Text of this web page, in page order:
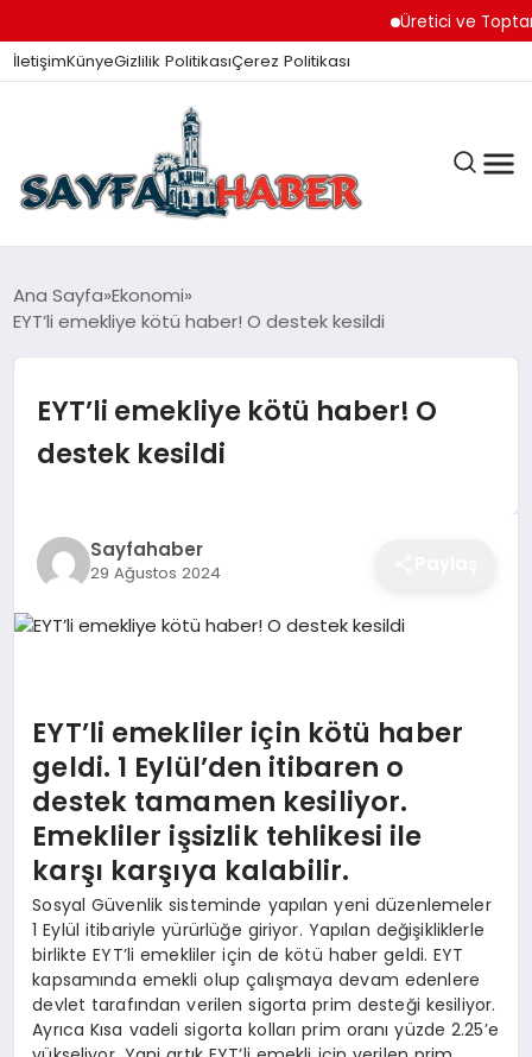
Üretici ve
İletişimKünyeGizlilik PolitikasıÇerez Politikası
ANA SAYFA
İZMIR HABERLERI
EĞITIM
SAĞLIK
YAŞAM
DIĞER
Ana Sayfa Ekonomi
EYT’li emekliye kötü haber! O destek kesildi
EYT’li emekliye kötü haber! O
destek kesildi
Sayfahaber
29 Ağustos 2024
EYT’li emekliler için kötü haber
geldi. 1 Eylül’den itibaren o
destek tamamen kesiliyor.
Emekliler işsizlik tehlikesi ile
karşı karşıya kalabilir.
Sosyal Güvenlik sisteminde yapılan yeni düzenlemeler
1 Eylül itibariyle yürürlüğe giriyor. Yapılan değişikliklerle
birlikte EYT’li emekliler için de kötü haber geldi. EYT
kapsamında emekli olup çalışmaya devam edenlere
devlet tarafından verilen sigorta prim desteği kesiliyor.
Ayrıca Kısa vadeli sigorta kolları prim oranı yüzde 2.25’e